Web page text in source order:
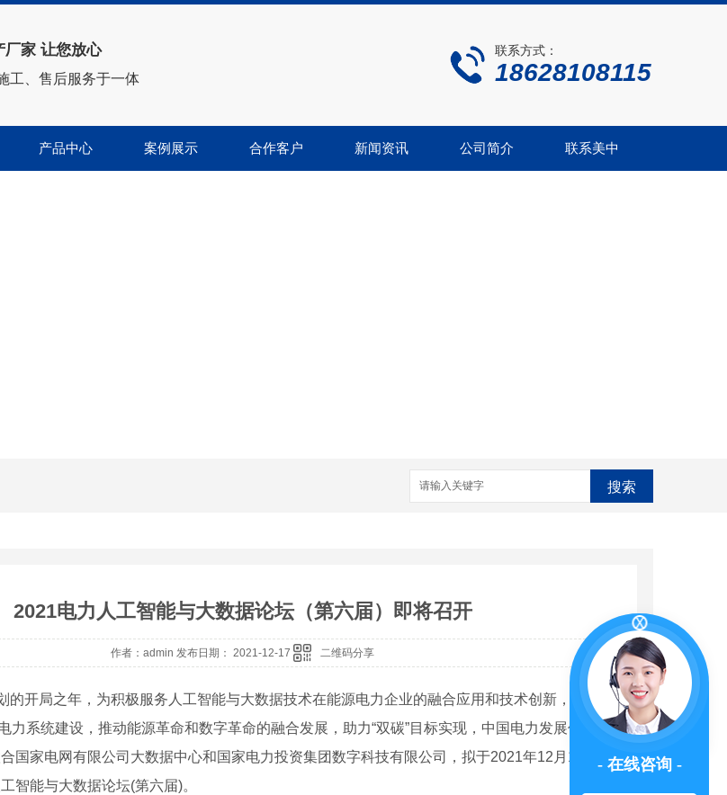
厂家 让您放心
工、售后服务于一体
联系方式：
18628108115
产品中心 案例展示 合作客户 新闻资讯 公司简介 联系美中
搜索
2021电力人工智能与大数据论坛（第六届）即将召开
作者：admin 发布日期： 2021-12-17 二维码分享
的开局之年，为积极服务人工智能与大数据技术在能源电力企业的融合应用和技术创新，促进以
力系统建设，推动能源革命和数字革命的融合发展，助力“双碳”目标实现，中国电力发展促进会
合国家电网有限公司大数据中心和国家电力投资集团数字科技有限公司，拟于2021年12月17日在
智能与大数据论坛(第六届)。
- 在线咨询 -